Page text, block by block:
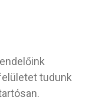
tudunk